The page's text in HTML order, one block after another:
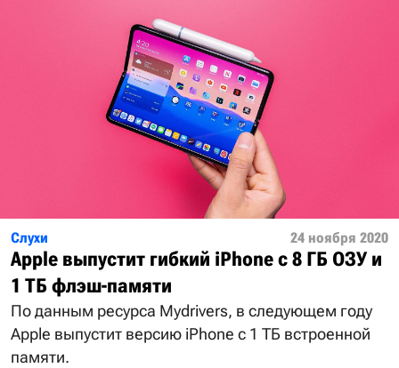
Слухи 24 ноября 2020
Apple выпустит гибкий iPhone с 8 ГБ ОЗУ и
1 ТБ флэш-памяти
По данным ресурса Mydrivers, в следующем году
Apple выпустит версию iPhone с 1 ТБ встроенной
памяти.